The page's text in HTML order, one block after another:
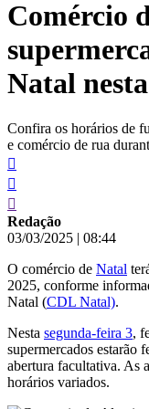
conteúdo
Comércio
Natal
Confira os horários de
e comércio de rua
Redação
03/03/2025 | 08:44
O comércio de Natal
2025, conforme
Natal (CDL Natal).
Nesta segunda-feira 3,
supermercados estarão
abertura facultativa. As
horários variados.